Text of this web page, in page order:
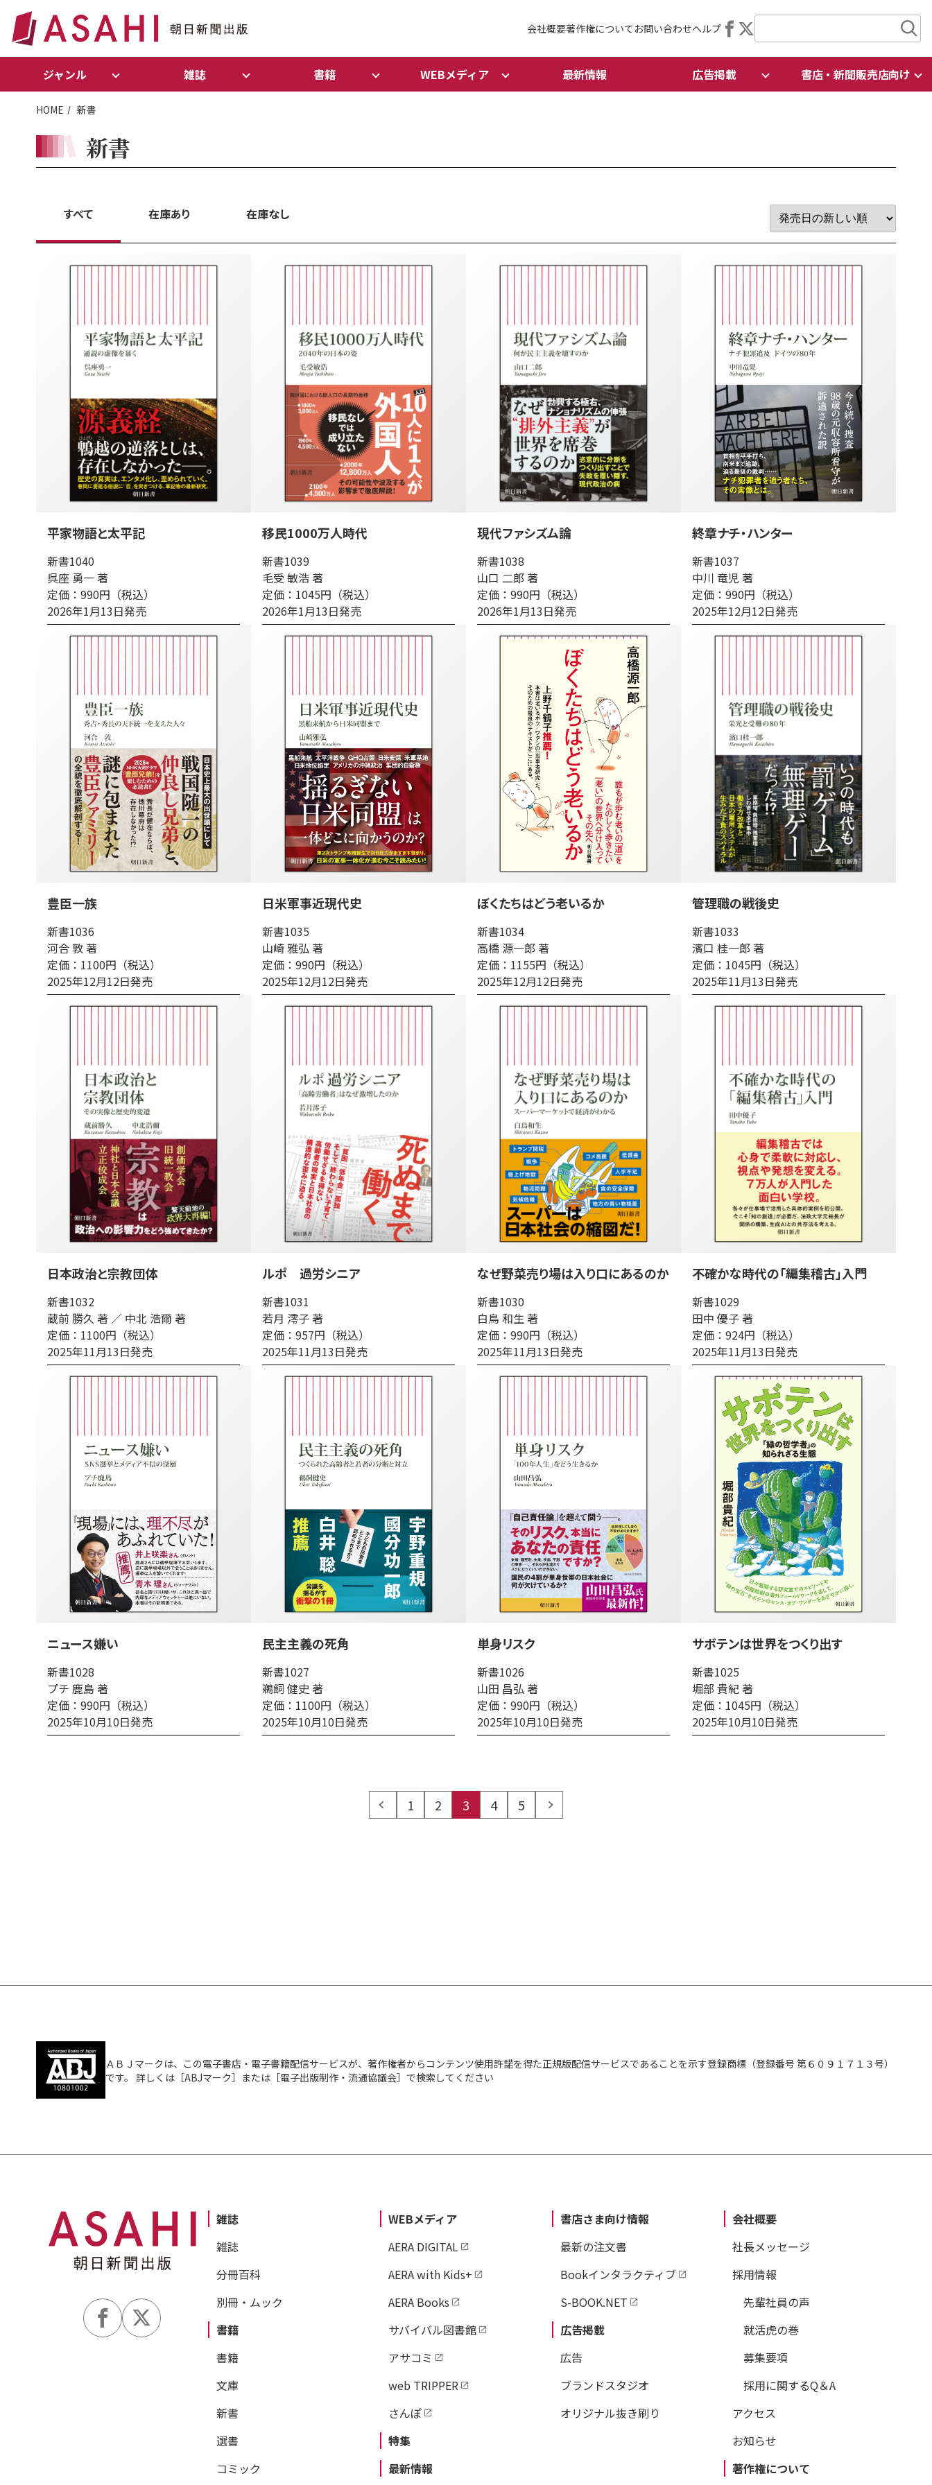
会社概要著作権について お問い合わせヘルプ
ジャンル 雑誌 書籍 WEBメディア 最新情報 広告掲載 書店・新聞販売店向け
HOME 新書
新書
すべて 在庫あり 在庫なし
平家物語と太平記
新書1040
呉座 勇一 著
定価：990円（税込）
2026年1月13日発売
移民1000万人時代
新書1039
毛受 敏浩 著
定価：1045円（税込）
2026年1月13日発売
現代ファシズム論
新書1038
山口 二郎 著
定価：990円（税込）
2026年1月13日発売
終章ナチ・ハンター
新書1037
中川 竜児 著
定価：990円（税込）
2025年12月12日発売
豊臣一族
新書1036
河合 敦 著
定価：1100円（税込）
2025年12月12日発売
日米軍事近現代史
新書1035
山崎 雅弘 著
定価：990円（税込）
2025年12月12日発売
ぼくたちはどう老いるか
新書1034
高橋 源一郎 著
定価：1155円（税込）
2025年12月12日発売
管理職の戦後史
新書1033
濱口 桂一郎 著
定価：1045円（税込）
2025年11月13日発売
日本政治と宗教団体
新書1032
蔵前 勝久 著 ／ 中北 浩爾 著
定価：1100円（税込）
2025年11月13日発売
ルポ 過労シニア
新書1031
若月 澪子 著
定価：957円（税込）
2025年11月13日発売
なぜ野菜売り場は入り口にあるのか
新書1030
白鳥 和生 著
定価：990円（税込）
2025年11月13日発売
不確かな時代の「編集稽古」入門
新書1029
田中 優子 著
定価：924円（税込）
2025年11月13日発売
ニュース嫌い
新書1028
プチ 鹿島 著
定価：990円（税込）
2025年10月10日発売
民主主義の死角
新書1027
鵜飼 健史 著
定価：1100円（税込）
2025年10月10日発売
単身リスク
新書1026
山田 昌弘 著
定価：990円（税込）
2025年10月10日発売
サボテンは世界をつくり出す
新書1025
堀部 貴紀 著
定価：1045円（税込）
2025年10月10日発売
prev 1 2 3 4 5 next
ＡＢＪマークは、この電子書店・電子書籍配信サービスが、著作権者からコンテンツ使用許諾を得た正規版配信サービスであることを示す登録商標（登録番号 第６０９１７１３号）
です。 詳しくは［ABJマーク］または［電子出版制作・流通協議会］で検索してください
雑誌
雑誌
分冊百科
別冊・ムック
書籍
書籍
文庫
新書
選書
コミック
WEBメディア
AERA DIGITAL
AERA with Kids+
AERA Books
サバイバル図書館
アサコミ
web TRIPPER
さんぽ
特集
最新情報
書店さま向け情報
最新の注文書
Bookインタラクティブ
S-BOOK.NET
広告掲載
広告
ブランドスタジオ
オリジナル抜き刷り
会社概要
社長メッセージ
採用情報
先輩社員の声
就活虎の巻
募集要項
採用に関するQ＆A
アクセス
お知らせ
著作権について